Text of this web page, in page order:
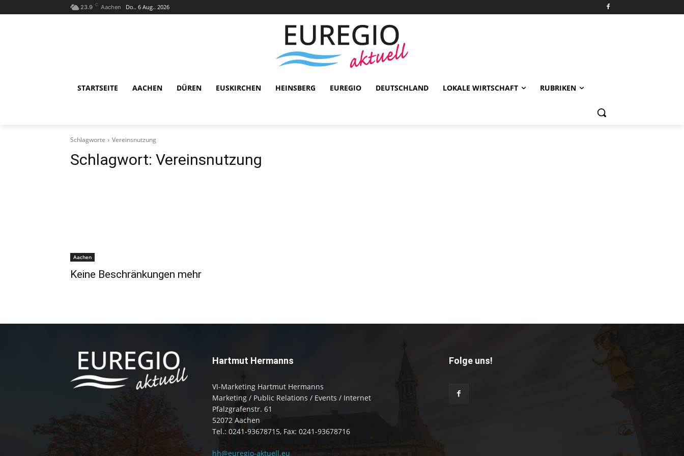
23.9 C Aachen Do.. 6 Aug.. 2026
STARTSEITE AACHEN DÜREN EUSKIRCHEN HEINSBERG EUREGIO DEUTSCHLAND LOKALE WIRTSCHAFT RUBRIKEN
Schlagworte Vereinsnutzung
Schlagwort: Vereinsnutzung
Aachen
Keine Beschränkungen mehr
Hartmut Hermanns
VI-Marketing Hartmut Hermanns
Marketing / Public Relations / Events / Internet
Pfalzgrafenstr. 61
52072 Aachen
Tel.: 0241-93678715, Fax: 0241-93678716
hh@euregio-aktuell.eu
Folge uns!